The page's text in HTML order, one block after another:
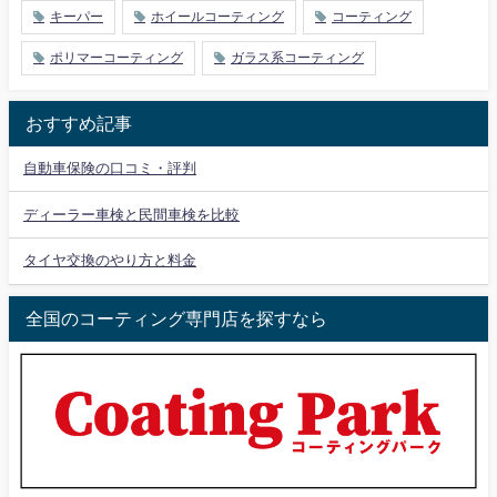
キーパー ホイールコーティング コーティング
ポリマーコーティング ガラス系コーティング
おすすめ記事
自動車保険の口コミ・評判
ディーラー車検と民間車検を比較
タイヤ交換のやり方と料金
全国のコーティング専門店を探すなら